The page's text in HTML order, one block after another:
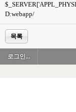
D:webapp/
목록
로그인...